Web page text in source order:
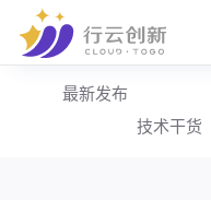
最新发布
技术干货